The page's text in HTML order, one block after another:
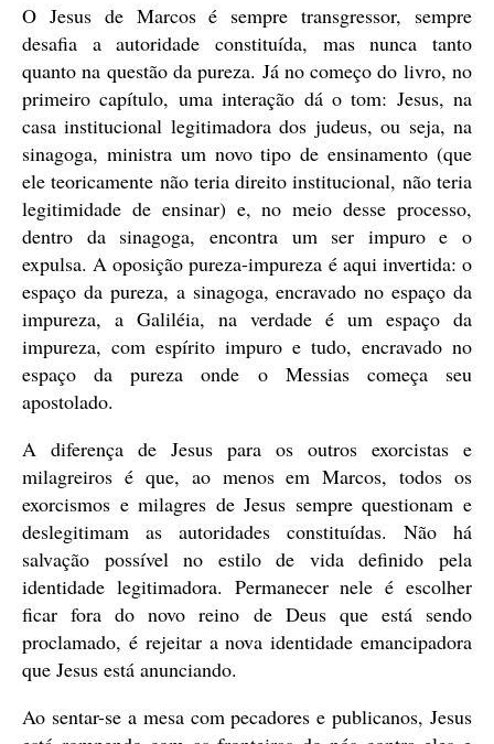
O Jesus de Marcos é sempre transgressor, sempre
desafia a autoridade constituída, mas nunca tanto
quanto na questão da pureza. Já no começo do livro, no
primeiro capítulo, uma interação dá o tom: Jesus, na
casa institucional legitimadora dos judeus, ou seja, na
sinagoga, ministra um novo tipo de ensinamento (que
ele teoricamente não teria direito institucional, não teria
legitimidade de ensinar) e, no meio desse processo,
dentro da sinagoga, encontra um ser impuro e o
expulsa. A oposição pureza-impureza é aqui invertida: o
espaço da pureza, a sinagoga, encravado no espaço da
impureza, a Galiléia, na verdade é um espaço da
impureza, com espírito impuro e tudo, encravado no
espaço da pureza onde o Messias começa seu
apostolado.
A diferença de Jesus para os outros exorcistas e
milagreiros é que, ao menos em Marcos, todos os
exorcismos e milagres de Jesus sempre questionam e
deslegitimam as autoridades constituídas. Não há
salvação possível no estilo de vida definido pela
identidade legitimadora. Permanecer nele é escolher
ficar fora do novo reino de Deus que está sendo
proclamado, é rejeitar a nova identidade emancipadora
que Jesus está anunciando.
Ao sentar-se a mesa com pecadores e publicanos, Jesus